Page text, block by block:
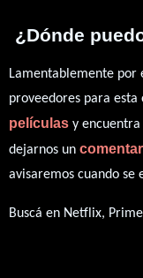
¿Dónde
Lamentablemente por
proveedores para esta
películas y encuentra
dejarnos un
avisaremos cuando se
Buscá en Netflix, Prime